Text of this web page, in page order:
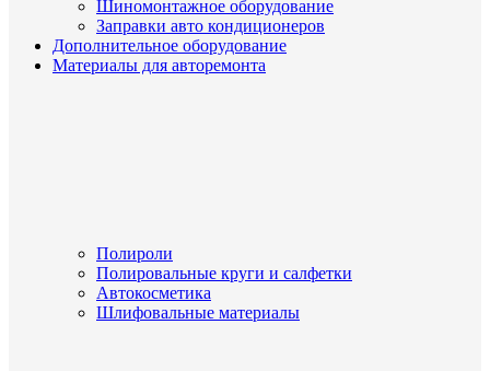
Шиномонтажное оборудование
Заправки авто кондиционеров
Дополнительное оборудование
Материалы для авторемонта
Полироли
Полировальные круги и салфетки
Автокосметика
Шлифовальные материалы